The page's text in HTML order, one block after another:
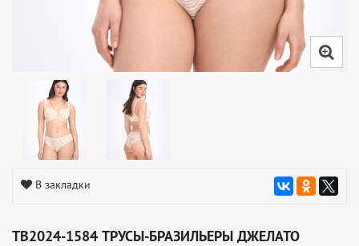
В закладки
TB2024-1584 ТРУСЫ-БРАЗИЛЬЕРЫ ДЖЕЛАТО